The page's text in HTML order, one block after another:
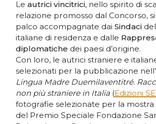
Leautrici vincitrici, nello spirito di
relazione promosso dal Concorso,
palco accompagnate daiSindaci
italiane di residenza e dalle
diplomatiche dei paesi d’origine.
Con loro, le autrici straniere e
selezionati per la pubblicazione
Lingua Madre Duemilaventitré.
non più straniere in Italia (Edizioni
fotografie selezionate per la
del Premio Speciale Fondazione